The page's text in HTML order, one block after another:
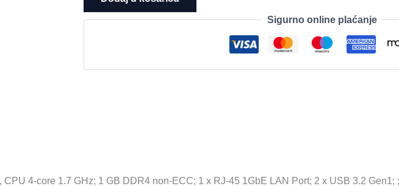
bays
HDD/SSD,
Sigurno online plaćanje
4-core 1.7 GHz; 1 GB DDR4 non-ECC; 1 x RJ-45 1GbE LAN Port; 2 x USB 3.2 Gen1;